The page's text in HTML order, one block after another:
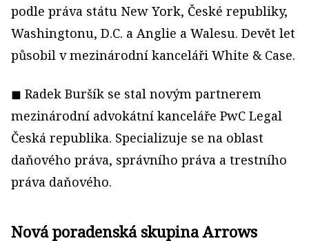
podle práva státu New York, České republiky,
Washingtonu, D.C. a Anglie a Walesu. Devět let
působil v mezinárodní kanceláři White & Case.
◼ Radek Buršík se stal novým partnerem
mezinárodní advokátní kanceláře PwC Legal
Česká republika. Specializuje se na oblast
daňového práva, správního práva a trestního
práva daňového.
Nová poradenská skupina Arrows